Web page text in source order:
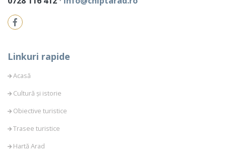
Linkuri rapide
Acasă
Cultură și istorie
Obiective turistice
Trasee turistice
Hartă Arad